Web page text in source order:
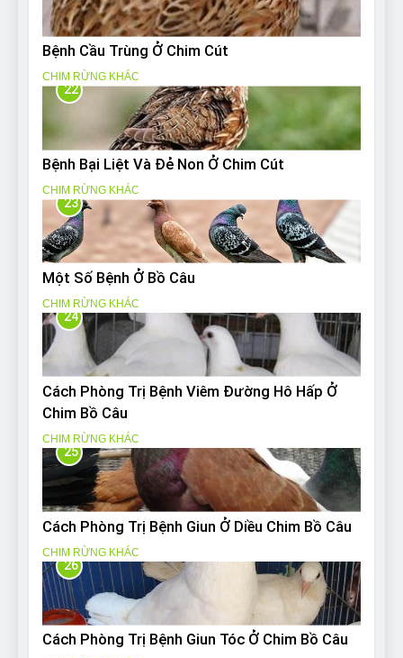
Bệnh Cầu Trùng Ở Chim Cút
CHIM RỪNG KHÁC
22
Bệnh Bại Liệt Và Đẻ Non Ở Chim Cút
CHIM RỪNG KHÁC
23
Một Số Bệnh Ở Bồ Câu
CHIM RỪNG KHÁC
24
Cách Phòng Trị Bệnh Viêm Đường Hô Hấp Ở
Chim Bồ Câu
CHIM RỪNG KHÁC
25
Cách Phòng Trị Bệnh Giun Ở Diều Chim Bồ Câu
CHIM RỪNG KHÁC
26
Cách Phòng Trị Bệnh Giun Tóc Ở Chim Bồ Câu